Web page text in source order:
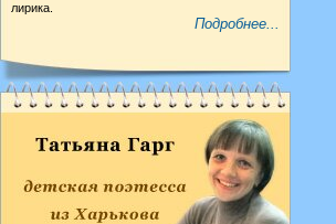
лирика.
Подробнее...